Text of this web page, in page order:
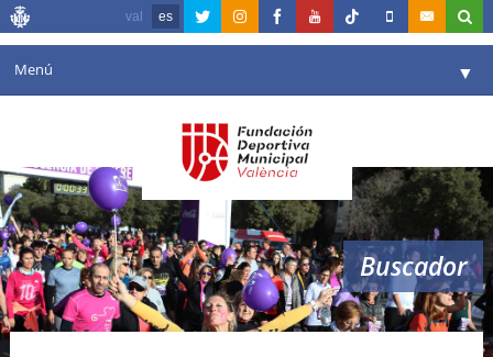
val es
Menú ▼
Agenda
Instalaciones ▼
Comunicación ▼
Valencia en deporte ▼
Buscador
VI Marxa contra la Violència de Gènere